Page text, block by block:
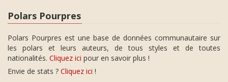
Polars Pourpres
Polars Pourpres est une base de données communautaire sur
les polars et leurs auteurs, de tous styles et de toutes
nationalités. Cliquez ici pour en savoir plus !
Envie de stats ? Cliquez ici !